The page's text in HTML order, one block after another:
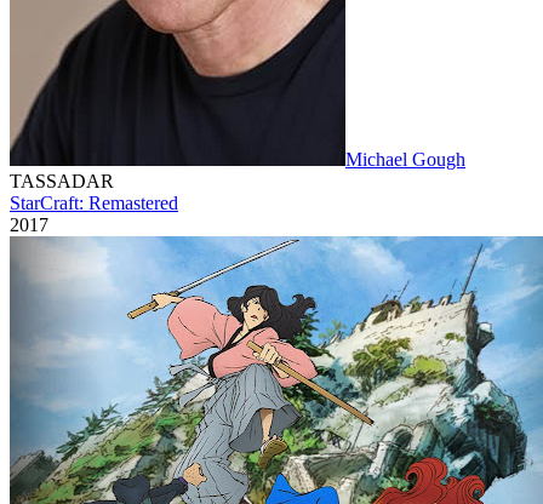
Michael Gough
TASSADAR
StarCraft: Remastered
2017